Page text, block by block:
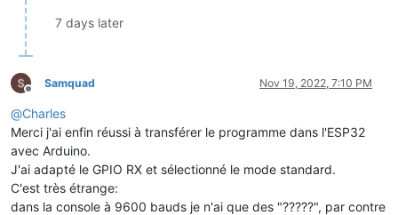
7 days later
Offline
Samquad Nov 19, 2022, 7:10 PM
@Charles
Merci j'ai enfin réussi à transférer le programme dans l'ESP32
avec Arduino.
J'ai adapté le GPIO RX et sélectionné le mode standard.
C'est très étrange:
dans la console à 9600 bauds je n'ai que des "?????", par contre